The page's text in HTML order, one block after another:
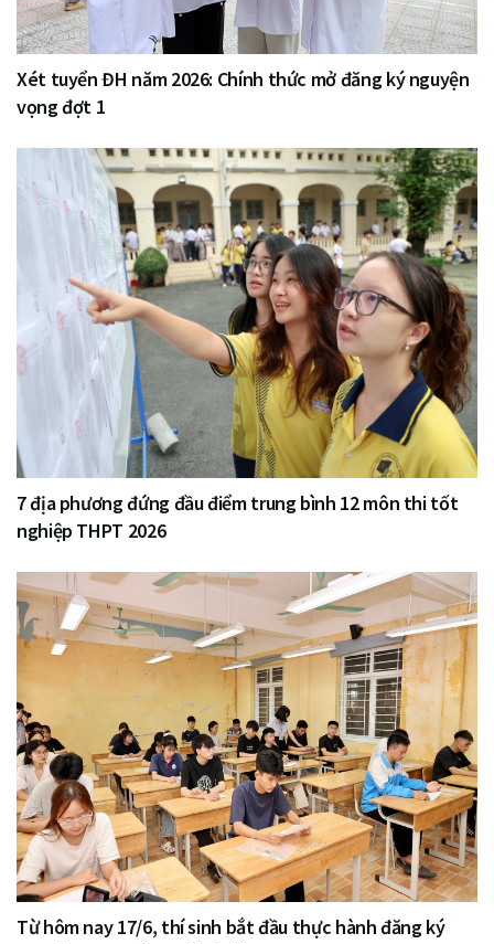
Xét tuyển ĐH năm 2026: Chính thức mở đăng ký nguyện
vọng đợt 1
7 địa phương đứng đầu điểm trung bình 12 môn thi tốt
nghiệp THPT 2026
Từ hôm nay 17/6, thí sinh bắt đầu thực hành đăng ký